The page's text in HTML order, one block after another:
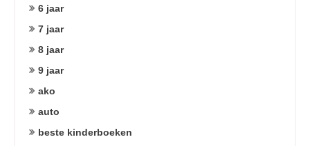
6 jaar
7 jaar
8 jaar
9 jaar
ako
auto
beste kinderboeken